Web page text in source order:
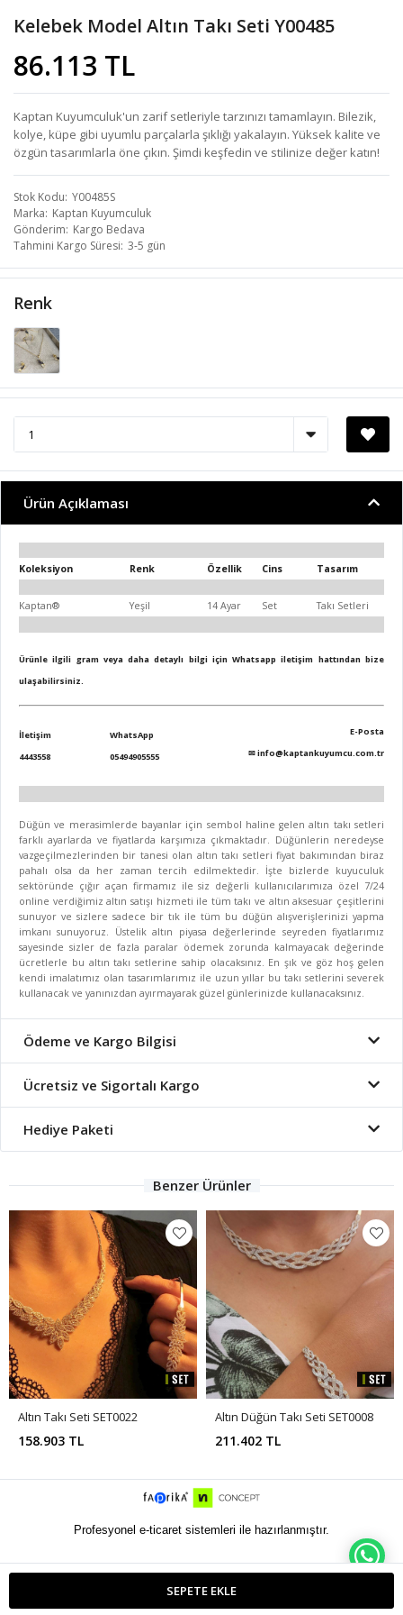
Kelebek Model Altın Takı Seti Y00485
86.113 TL
Kaptan Kuyumculuk'un zarif setleriyle tarzınızı tamamlayın. Bilezik,
kolye, küpe gibi uyumlu parçalarla şıklığı yakalayın. Yüksek kalite ve
özgün tasarımlarla öne çıkın. Şimdi keşfedin ve stilinize değer katın!
Stok Kodu Y00485S
Marka Kaptan Kuyumculuk
Gönderim Kargo Bedava
Tahmini Kargo Süresi 3-5 gün
Renk
SEPETE EKLE
Ürün Açıklaması
Koleksiyon Renk Özellik Cins Tasarım
Kaptan® Yeşil 14 Ayar Set Takı Setleri
Ürünle ilgili gram veya daha detaylı bilgi için Whatsapp iletişim hattından bize
ulaşabilirsiniz.
İletişim
4443558
WhatsApp
05494905555
E-Posta
✉info@kaptankuyumcu.com.tr
Düğün ve merasimlerde bayanlar için sembol haline gelen altın takı setleri
farklı ayarlarda ve fiyatlarda karşımıza çıkmaktadır. Düğünlerin neredeyse
vazgeçilmezlerinden bir tanesi olan altın takı setleri fiyat bakımından biraz
pahalı olsa da her zaman tercih edilmektedir. İşte bizlerde kuyuculuk
sektöründe çığır açan firmamız ile siz değerli kullanıcılarımıza özel 7/24
online verdiğimiz altın satışı hizmeti ile tüm takı ve altın aksesuar çeşitlerini
sunuyor ve sizlere sadece bir tık ile tüm bu düğün alışverişlerinizi yapma
imkanı sunuyoruz. Üstelik altın piyasa değerlerinde seyreden fiyatlarımız
sayesinde sizler de fazla paralar ödemek zorunda kalmayacak değerinde
ücretlerle bu altın takı setlerine sahip olacaksınız. En şık ve göz hoş gelen
kendi imalatımız olan tasarımlarımız ile uzun yıllar bu takı setlerini severek
kullanacak ve yanınızdan ayırmayarak güzel günlerinizde kullanacaksınız.
Ödeme ve Kargo Bilgisi
Ücretsiz ve Sigortalı Kargo
Hediye Paketi
Benzer Ürünler
Altın Takı Seti SET0022
158.903 TL
Altın Düğün Takı Seti SET0008
211.402 TL
Profesyonel e-ticaret sistemleri ile hazırlanmıştır.
ETBIS